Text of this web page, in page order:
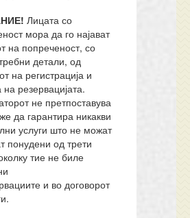
Лицата со
мора да го најават
на попреченост, со
детали, од
на регистрација и
на резервацијата.
не претпоставува
да гарантира никакви
услуги што не можат
понудени од трети
тие не биле
и во договорот